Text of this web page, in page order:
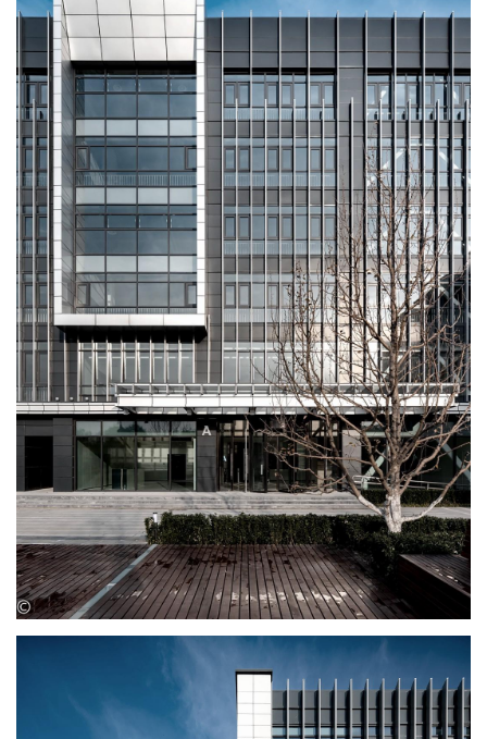
首层为辅助功能层，主要包括办公大堂，商业，后勤及设备用房
三个办公大堂与核心筒紧密联系，分布在东西两侧，三组独立的大
堂和垂直交通系统赋予建筑内部空间分合自如的可能。
后勤及设备用房居于首层建筑中心，利于管线布置，充分利用建筑
进深。